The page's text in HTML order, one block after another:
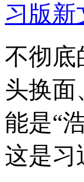
习版新
不彻底
头换面
能是“
这是习